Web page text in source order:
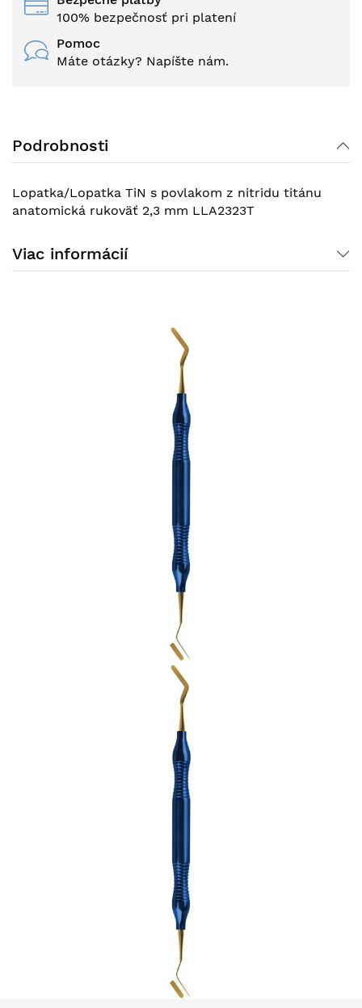
100% bezpečnosť pri platení
Pomoc
Máte otázky? Napíšte nám.
Podrobnosti
Lopatka/Lopatka TiN s povlakom z nitridu titánu
anatomická rukoväť 2,3 mm LLA2323T
Viac informácií